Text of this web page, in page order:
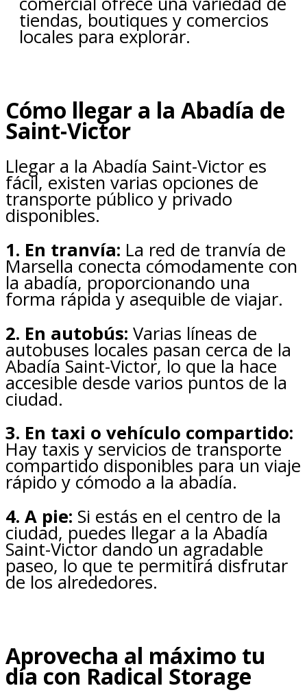
tiendas, boutiques y comercios
locales para explorar.
Cómo llegar a la Abadía de
Saint-Victor
Llegar a la Abadía Saint-Victor es
fácil, existen varias opciones de
transporte público y privado
disponibles.
1. En tranvía: La red de tranvía de
Marsella conecta cómodamente con
la abadía, proporcionando una
forma rápida y asequible de viajar.
2. En autobús: Varias líneas de
autobuses locales pasan cerca de la
Abadía Saint-Victor, lo que la hace
accesible desde varios puntos de la
ciudad.
3. En taxi o vehículo compartido:
Hay taxis y servicios de transporte
compartido disponibles para un viaje
rápido y cómodo a la abadía.
4. A pie: Si estás en el centro de la
ciudad, puedes llegar a la Abadía
Saint-Victor dando un agradable
paseo, lo que te permitirá disfrutar
de los alrededores.
Aprovecha al máximo tu
día con Radical Storage